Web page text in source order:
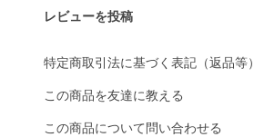
レビューを投稿
特定商取引法に基づく表記（返品等）
この商品を友達に教える
この商品について問い合わせる